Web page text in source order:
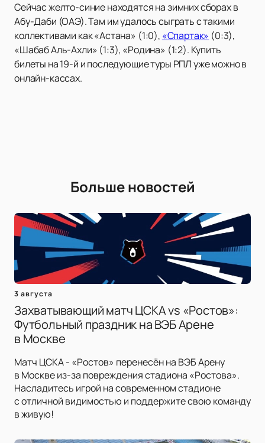
Сейчас желто-синие находятся на зимних сборах в
Абу-Даби (ОАЭ). Там им удалось сыграть с такими
коллективами как «Астана» (1:0), «Спартак» (0:3),
«Шабаб Аль-Ахли» (1:3), «Родина» (1:2). Купить
билеты на 19-й и последующие туры РПЛ уже можно в
онлайн-кассах.
Больше новостей
3 августа
Захватывающий матч ЦСКА vs «Ростов»:
Футбольный праздник на ВЭБ Арене
в Москве
Матч ЦСКА - «Ростов» перенесён на ВЭБ Арену
в Москве из-за повреждения стадиона «Ростова».
Насладитесь игрой на современном стадионе
с отличной видимостью и поддержите свою команду
в живую!